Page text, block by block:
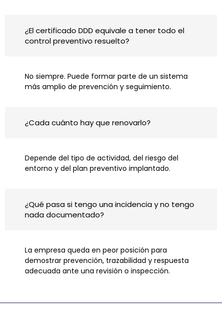
¿El certificado DDD equivale a tener todo el
control preventivo resuelto?
No siempre. Puede formar parte de un sistema
más amplio de prevención y seguimiento.
¿Cada cuánto hay que renovarlo?
Depende del tipo de actividad, del riesgo del
entorno y del plan preventivo implantado.
¿Qué pasa si tengo una incidencia y no tengo
nada documentado?
La empresa queda en peor posición para
demostrar prevención, trazabilidad y respuesta
adecuada ante una revisión o inspección.